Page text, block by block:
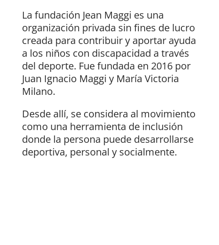
La fundación Jean Maggi es una
organización privada sin fines de lucro
creada para contribuir y aportar ayuda
a los niños con discapacidad a través
del deporte. Fue fundada en 2016 por
Juan Ignacio Maggi y María Victoria
Milano.
Desde allí, se considera al movimiento
como una herramienta de inclusión
donde la persona puede desarrollarse
deportiva, personal y socialmente.